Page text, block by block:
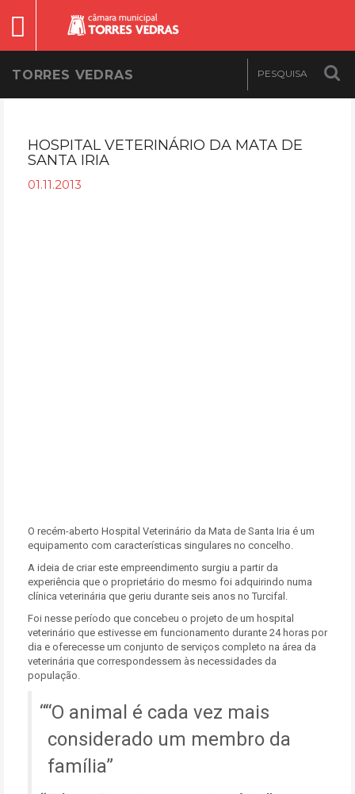
TORRES VEDRAS
HOSPITAL VETERINÁRIO DA MATA DE
SANTA IRIA
01.11.2013
O recém-aberto Hospital Veterinário da Mata de Santa Iria é um
equipamento com características singulares no concelho.
A ideia de criar este empreendimento surgiu a partir da
experiência que o proprietário do mesmo foi adquirindo numa
clínica veterinária que geriu durante seis anos no Turcifal.
Foi nesse período que concebeu o projeto de um hospital
veterinário que estivesse em funcionamento durante 24 horas por
dia e oferecesse um conjunto de serviços completo na área da
veterinária que correspondessem às necessidades da
população.
“O animal é cada vez mais
considerado um membro da
família”